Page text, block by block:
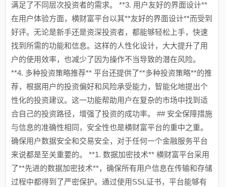
满足了不同层次投资者的需求。 **3. 用户友好的界面设计**
在用户体验方面，横财富平台以其**友好的界面设计**而受到
好评。无论是新手还是资深投资者，都能够轻松上手，快速
找到所需的功能和信息。这样的人性化设计，大大提升了用
户的使用效率，也减少了因为操作不当导致的潜在风险。
**4. 多种投资策略推荐** 平台还提供了**多种投资策略**的推
荐，根据用户的投资偏好和风险承受能力，智能化地提出个
性化的投资建议。这一功能帮助用户在复杂的市场中找到适
合自己的投资路径，增强了投资的成功率。 ## 安全保障措施
与信息的准确性相同，安全性也是横财富平台的重中之重。
确保用户数据安全和交易安全，对于任何一个金融服务平台
来说都是至关重要的。 **1. 数据加密技术** 横财富平台采用
了**先进的数据加密技术**，确保所有用户信息在传输和存储
过程中都得到了严密保护。通过使用SSL证书，平台能够有